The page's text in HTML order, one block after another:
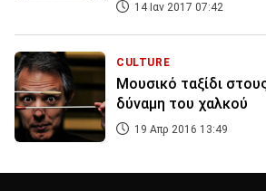
14 Ιαν 2017 07:42
CULTURE
Μουσικό ταξίδι
δύναμη του χαλκού
19 Απρ 2016 13:49